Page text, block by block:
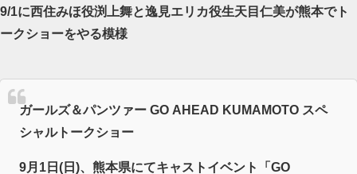
9/1に西住みほ役渕上舞と逸見エリカ役生天目仁美が熊本でト
ークショーをやる模様
ガールズ＆パンツァー GO AHEAD KUMAMOTO スペ
シャルトークショー
9月1日(日)、熊本県にてキャストイベント「GO